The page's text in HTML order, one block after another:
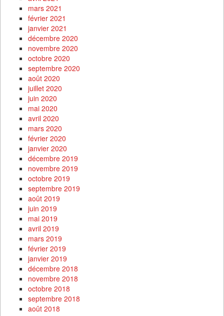
mars 2021
février 2021
janvier 2021
décembre 2020
novembre 2020
octobre 2020
septembre 2020
août 2020
juillet 2020
juin 2020
mai 2020
avril 2020
mars 2020
février 2020
janvier 2020
décembre 2019
novembre 2019
octobre 2019
septembre 2019
août 2019
juin 2019
mai 2019
avril 2019
mars 2019
février 2019
janvier 2019
décembre 2018
novembre 2018
octobre 2018
septembre 2018
août 2018